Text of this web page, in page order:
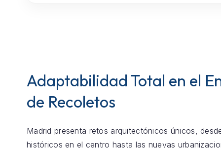
Adaptabilidad Total en el
de Recoletos
Madrid presenta retos arquitectónicos únicos,
históricos en el centro hasta las nuevas